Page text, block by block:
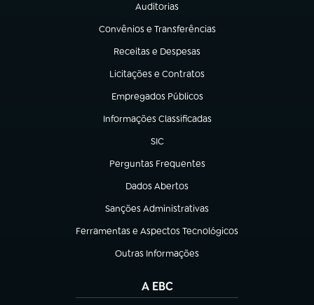
Auditorias
(abre em nova aba)
Convênios e Transferências
(abre em nova aba)
Receitas e Despesas
(abre em nova aba)
Licitações e Contratos
(abre em nova aba)
Empregados Públicos
(abre em nova aba)
Informações Classificadas
(abre em nova aba)
SIC
(abre em nova aba)
Perguntas Frequentes
(abre em nova aba)
Dados Abertos
(abre em nova aba)
Sanções Administrativas
(abre em nova aba)
Ferramentas e Aspectos Tecnológicos
(abre em nova aba)
Outras Informações
(abre em nova aba)
A EBC